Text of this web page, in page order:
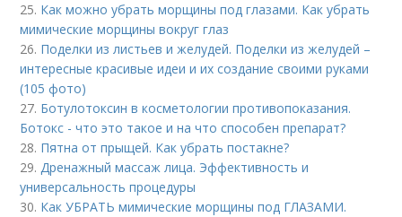
25. Как можно убрать морщины под глазами. Как убрать
мимические морщины вокруг глаз
26. Поделки из листьев и желудей. Поделки из желудей –
интересные красивые идеи и их создание своими руками
(105 фото)
27. Ботулотоксин в косметологии противопоказания.
Ботокс - что это такое и на что способен препарат?
28. Пятна от прыщей. Как убрать постакне?
29.Дренажный массаж лица. Эффективность и
универсальность процедуры
30. Как УБРАТЬ мимические морщины под ГЛАЗАМИ.